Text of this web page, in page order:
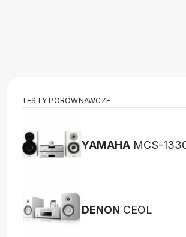
TESTY PORÓWNAWCZE
YAMAHA MCS-
DENON CEOL